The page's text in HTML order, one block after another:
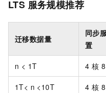
LTS 服务规模推荐
迁移数据量
同步
置
n < 1T 4 核
1T< n <10T 4 核